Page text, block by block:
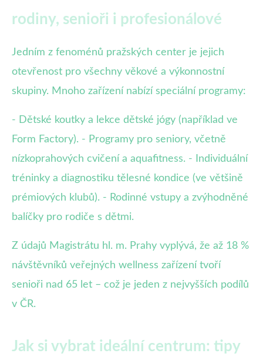
rodiny, senioři i profesionálové
Jedním z fenoménů pražských center je jejich
otevřenost pro všechny věkové a výkonnostní
skupiny. Mnoho zařízení nabízí speciální programy:
- Dětské koutky a lekce dětské jógy (například ve
Form Factory). - Programy pro seniory, včetně
nízkoprahových cvičení a aquafitness. - Individuální
tréninky a diagnostiku tělesné kondice (ve většině
prémiových klubů). - Rodinné vstupy a zvýhodněné
balíčky pro rodiče s dětmi.
Z údajů Magistrátu hl. m. Prahy vyplývá, že až 18 %
návštěvníků veřejných wellness zařízení tvoří
senioři nad 65 let – což je jeden z nejvyšších podílů
v ČR.
Jak si vybrat ideální centrum: tipy